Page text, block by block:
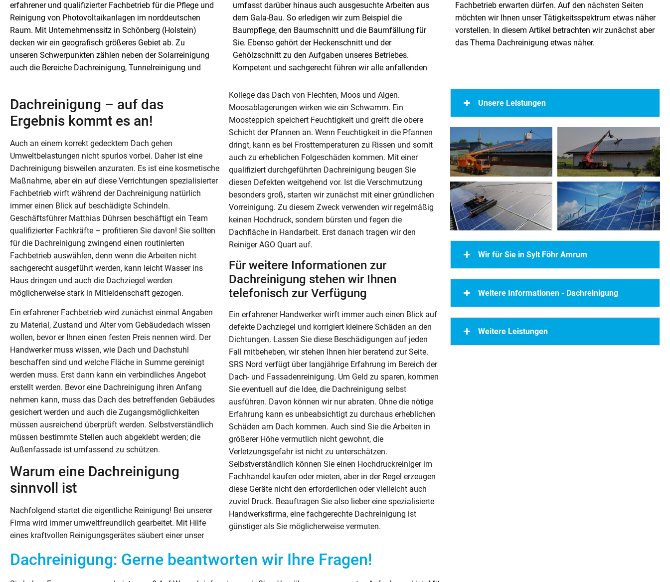
erfahrener und qualifizierter Fachbetrieb für die Pflege und
Reinigung von Photovoltaikanlagen im norddeutschen
Raum. Mit Unternehmenssitz in Schönberg (Holstein)
decken wir ein geografisch größeres Gebiet ab. Zu
unseren Schwerpunkten zählen neben der Solarreinigung
auch die Bereiche Dachreinigung, Tunnelreinigung und
umfasst darüber hinaus auch ausgesuchte Arbeiten aus
dem Gala-Bau. So erledigen wir zum Beispiel die
Baumpflege, den Baumschnitt und die Baumfällung für
Sie. Ebenso gehört der Heckenschnitt und der
Gehölzschnitt zu den Aufgaben unseres Betriebes.
Kompetent und sachgerecht führen wir alle anfallenden
Fachbetrieb erwarten dürfen. Auf den nächsten Seiten
möchten wir Ihnen unser Tätigkeitsspektrum etwas näher
vorstellen. In diesem Artikel betrachten wir zunächst aber
das Thema Dachreinigung etwas näher.
Dachreinigung – auf das
Ergebnis kommt es an!
Auch an einem korrekt gedecktem Dach gehen
Umweltbelastungen nicht spurlos vorbei. Daher ist eine
Dachreinigung bisweilen anzuraten. Es ist eine kosmetische
Maßnahme, aber ein auf diese Verrichtungen spezialisierter
Fachbetrieb wirft während der Dachreinigung natürlich
immer einen Blick auf beschädigte Schindeln.
Geschäftsführer Matthias Dührsen beschäftigt ein Team
qualifizierter Fachkräfte – profitieren Sie davon! Sie sollten
für die Dachreinigung zwingend einen routinierten
Fachbetrieb auswählen, denn wenn die Arbeiten nicht
sachgerecht ausgeführt werden, kann leicht Wasser ins
Haus dringen und auch die Dachziegel werden
möglicherweise stark in Mitleidenschaft gezogen.
Ein erfahrener Fachbetrieb wird zunächst einmal Angaben
zu Material, Zustand und Alter vom Gebäudedach wissen
wollen, bevor er Ihnen einen festen Preis nennen wird. Der
Handwerker muss wissen, wie Dach und Dachstuhl
beschaffen sind und welche Fläche in Summe gereinigt
werden muss. Erst dann kann ein verbindliches Angebot
erstellt werden. Bevor eine Dachreinigung ihren Anfang
nehmen kann, muss das Dach des betreffenden Gebäudes
gesichert werden und auch die Zugangsmöglichkeiten
müssen ausreichend überprüft werden. Selbstverständlich
müssen bestimmte Stellen auch abgeklebt werden; die
Außenfassade ist umfassend zu schützen.
Warum eine Dachreinigung
sinnvoll ist
Nachfolgend startet die eigentliche Reinigung! Bei unserer
Firma wird immer umweltfreundlich gearbeitet. Mit Hilfe
eines kraftvollen Reinigungsgerätes säubert einer unser
Kollege das Dach von Flechten, Moos und Algen.
Moosablagerungen wirken wie ein Schwamm. Ein
Moosteppich speichert Feuchtigkeit und greift die obere
Schicht der Pfannen an. Wenn Feuchtigkeit in die Pfannen
dringt, kann es bei Frosttemperaturen zu Rissen und somit
auch zu erheblichen Folgeschäden kommen. Mit einer
qualifiziert durchgeführten Dachreinigung beugen Sie
diesen Defekten weitgehend vor. Ist die Verschmutzung
besonders groß, starten wir zunächst mit einer gründlichen
Vorreinigung. Zu diesem Zweck verwenden wir regelmäßig
keinen Hochdruck, sondern bürsten und fegen die
Dachfläche in Handarbeit. Erst danach tragen wir den
Reiniger AGO Quart auf.
Für weitere Informationen zur
Dachreinigung stehen wir Ihnen
telefonisch zur Verfügung
Ein erfahrener Handwerker wirft immer auch einen Blick auf
defekte Dachziegel und korrigiert kleinere Schäden an den
Dichtungen. Lassen Sie diese Beschädigungen auf jeden
Fall mitbeheben, wir stehen Ihnen hier beratend zur Seite.
SRS Nord verfügt über langjährige Erfahrung im Bereich der
Dach- und Fassadenreinigung. Um Geld zu sparen, kommen
Sie eventuell auf die Idee, die Dachreinigung selbst
ausführen. Davon können wir nur abraten. Ohne die nötige
Erfahrung kann es unbeabsichtigt zu durchaus erheblichen
Schäden am Dach kommen. Auch sind Sie die Arbeiten in
größerer Höhe vermutlich nicht gewohnt, die
Verletzungsgefahr ist nicht zu unterschätzen.
Selbstverständlich können Sie einen Hochdruckreiniger im
Fachhandel kaufen oder mieten, aber in der Regel erzeugen
diese Geräte nicht den erforderlichen oder vielleicht auch
zuviel Druck. Beauftragen Sie also lieber eine spezialisierte
Handwerksfirma, eine fachgerechte Dachreinigung ist
günstiger als Sie möglicherweise vermuten.
Dachreinigung: Gerne beantworten wir Ihre Fragen!
Unsere Leistungen
Wir für Sie in Sylt Föhr Amrum
Weitere Informationen - Dachreinigung
Weitere Leistungen